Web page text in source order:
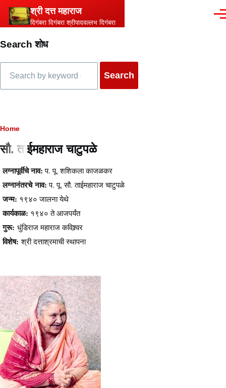
Skip to main content
श्री दत्त महाराज
दिगंबरा दिगंबरा श्रीपादवल्लभ दिगंबरा
Search शोध
Breadcrumb
Home
सौ. ताईमहाराज चाटुपळे
Content
लग्नापूर्वीचे नाव: प. पू. शशिकला काजळकर
लग्नानंतरचे नाव: प. पू. सौ. ताईमहाराज चाटुपळे
जन्म: १९४० जालना येथे
कार्यकाळ: १९४० ते आजपर्यंत
गुरू: धुंडिराज महाराज कविश्र्वर
विशेष: श्री दत्ताश्रमाची स्थापना